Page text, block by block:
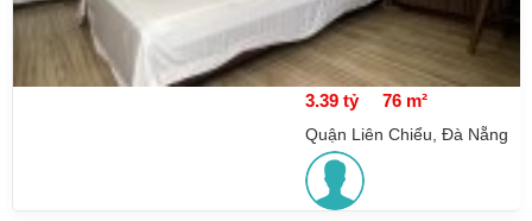
3.39 tỷ 76 m²
Quận Liên Chiểu, Đà Nẵng